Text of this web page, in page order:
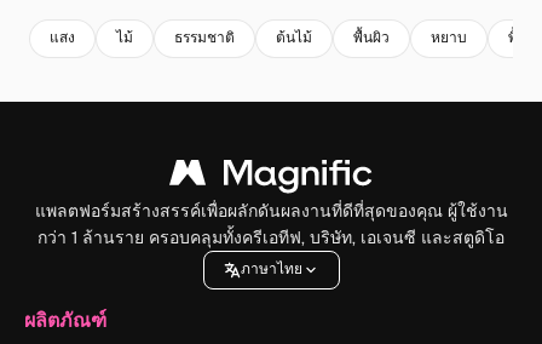
แสง ไม้ ธรรมชาติ ต้นไม้ พื้นผิว หยาบ พื้นห
แพลตฟอร์มสร้างสรรค์เพื่อผลักดันผลงานที่ดีที่สุดของคุณ ผู้ใช้งาน
กว่า 1 ล้านราย ครอบคลุมทั้งครีเอทีฟ, บริษัท, เอเจนซี และสตูดิโอ
ภาษาไทย
ผลิตภัณฑ์